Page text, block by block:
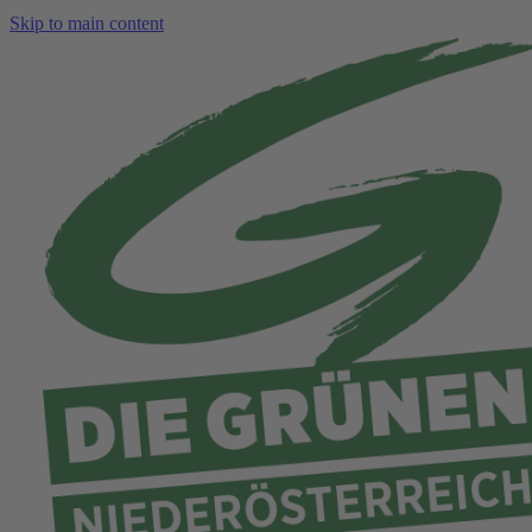
Skip to main content